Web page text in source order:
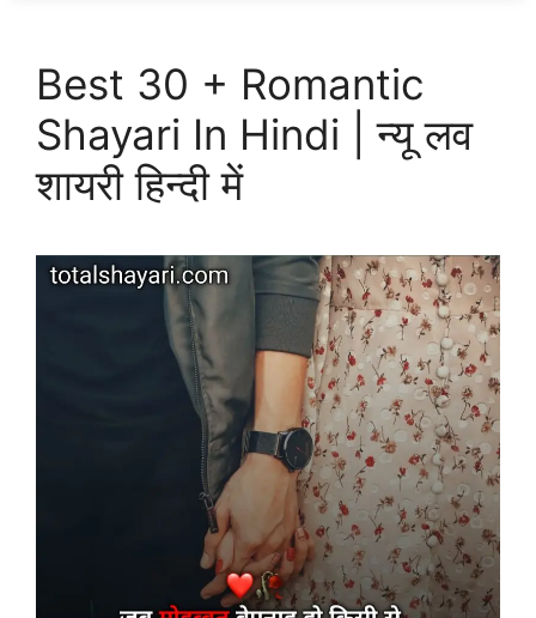
Best 30 + Romantic
Shayari In Hindi | न्यू लव
शायरी हिन्दी में